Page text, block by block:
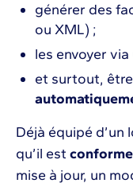
générer des
ou XML) ;
les envoyer via
et surtout,
Déjà équipé d’un
qu’il est
mise à jour, un